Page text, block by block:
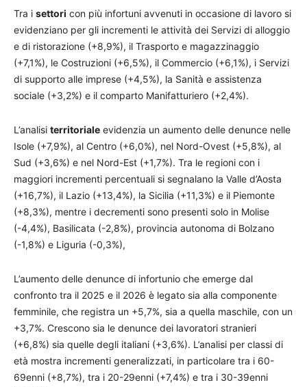
Tra i settori con più infortuni avvenuti in occasione di lavoro si
evidenziano per gli incrementi le attività dei Servizi di alloggio
e di ristorazione (+8,9%), il Trasporto e magazzinaggio
(+7,1%), le Costruzioni (+6,5%), il Commercio (+6,1%), i Servizi
di supporto alle imprese (+4,5%), la Sanità e assistenza
sociale (+3,2%) e il comparto Manifatturiero (+2,4%).
L’analisi territoriale evidenzia un aumento delle denunce nelle
Isole (+7,9%), al Centro (+6,0%), nel Nord-Ovest (+5,8%), al
Sud (+3,6%) e nel Nord-Est (+1,7%). Tra le regioni con i
maggiori incrementi percentuali si segnalano la Valle d’Aosta
(+16,7%), il Lazio (+13,4%), la Sicilia (+11,3%) e il Piemonte
(+8,3%), mentre i decrementi sono presenti solo in Molise
(-4,4%), Basilicata (-2,8%), provincia autonoma di Bolzano
(-1,8%) e Liguria (-0,3%),
L’aumento delle denunce di infortunio che emerge dal
confronto tra il 2025 e il 2026 è legato sia alla componente
femminile, che registra un +5,7%, sia a quella maschile, con un
+3,7%. Crescono sia le denunce dei lavoratori stranieri
(+6,8%) sia quelle degli italiani (+3,6%). L’analisi per classi di
età mostra incrementi generalizzati, in particolare tra i 60-
69enni (+8,7%), tra i 20-29enni (+7,4%) e tra i 30-39enni